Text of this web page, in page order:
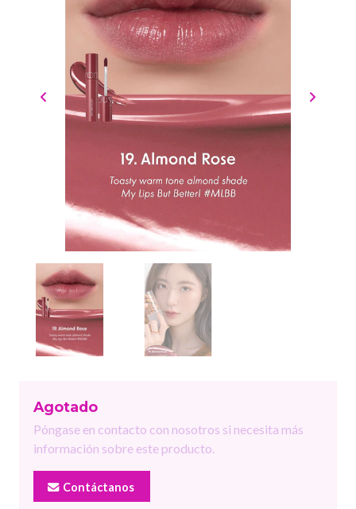
Agotado
Póngase en contacto con nosotros si necesita más
información sobre este producto.
Contáctanos